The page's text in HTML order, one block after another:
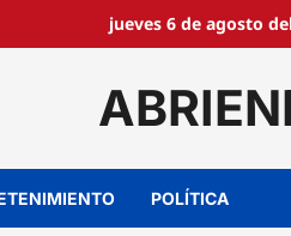
jueves 6 de agosto
POLÍTICA